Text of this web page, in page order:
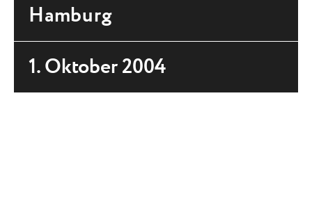
Hamburg
1. Oktober 2004